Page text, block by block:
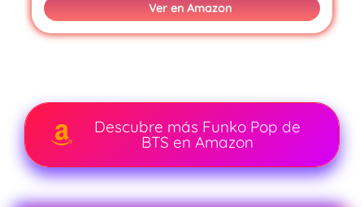
Ver en Amazon
Descubre más Funko Pop de
BTS en Amazon